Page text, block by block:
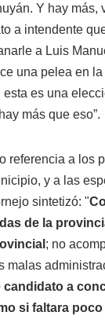
Y hay más,
a intendente
a Luis
una pelea en
es una
más que eso”.
referencia a los
y a las
sintetizó: "
de la
; no
malas
candidato a
si faltara poco